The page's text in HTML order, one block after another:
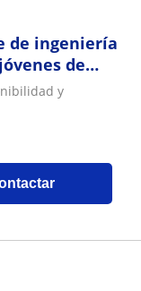
de ingeniería
de
y